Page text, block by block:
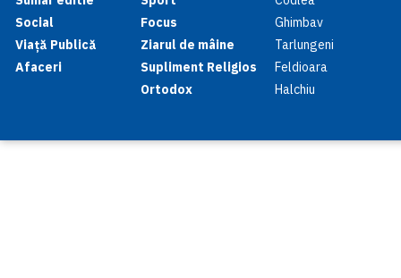
Social
Viață Publică
Afaceri
Focus
Ziarul de mâine
Supliment Religios
Ortodox
Ghimbav
Tarlungeni
Feldioara
Halchiu